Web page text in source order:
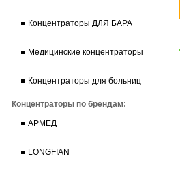
Концентраторы ДЛЯ БАРА
Медицинские концентраторы
Концентраторы для больниц
Концентраторы по брендам:
АРМЕД
LONGFIAN